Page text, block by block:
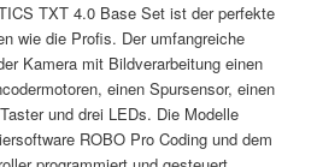
TXT 4.0 Base Set ist der perfekte
wie die Profis. Der umfangreiche
Kamera mit Bildverarbeitung einen
einen Spursensor, einen
und drei LEDs. Die Modelle
ROBO Pro Coding und dem